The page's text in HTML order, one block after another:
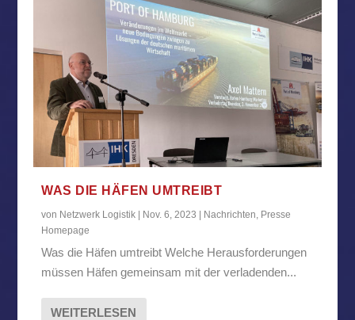
WAS DIE HÄFEN UMTREIBT
von Netzwerk Logistik | Nov. 6, 2023 | Nachrichten Presse
Homepage
Was die Häfen umtreibt Welche Herausforderungen
müssen Häfen gemeinsam mit der verladenden...
WEITERLESEN